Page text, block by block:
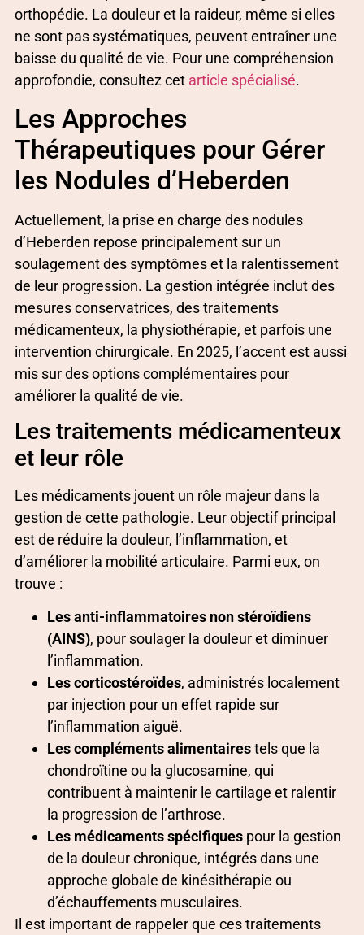
orthopédie. La douleur et la raideur, même si elles
ne sont pas systématiques, peuvent entraîner une
baisse du qualité de vie. Pour une compréhension
approfondie, consultez cet article spécialisé.
Les Approches
Thérapeutiques pour Gérer
les Nodules d’Heberden
Actuellement, la prise en charge des nodules
d’Heberden repose principalement sur un
soulagement des symptômes et la ralentissement
de leur progression. La gestion intégrée inclut des
mesures conservatrices, des traitements
médicamenteux, la physiothérapie, et parfois une
intervention chirurgicale. En 2025, l’accent est aussi
mis sur des options complémentaires pour
améliorer la qualité de vie.
Les traitements médicamenteux
et leur rôle
Les médicaments jouent un rôle majeur dans la
gestion de cette pathologie. Leur objectif principal
est de réduire la douleur, l’inflammation, et
d’améliorer la mobilité articulaire. Parmi eux, on
trouve :
Les anti-inflammatoires non stéroïdiens
(AINS), pour soulager la douleur et diminuer
l’inflammation.
Les corticostéroïdes, administrés localement
par injection pour un effet rapide sur
l’inflammation aiguë.
Les compléments alimentairestels que la
chondroïtine ou la glucosamine, qui
contribuent à maintenir le cartilage et ralentir
la progression de l’arthrose.
Les médicaments spécifiques pour la gestion
de la douleur chronique, intégrés dans une
approche globale de kinésithérapie ou
d’échauffements musculaires.
Il est important de rappeler que ces traitements